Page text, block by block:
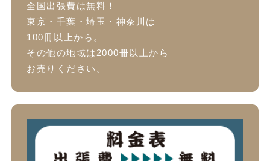
全国出張費は無料！
東京・千葉・埼玉・神奈川は
100冊以上から。
その他の地域は2000冊以上から
お売りください。